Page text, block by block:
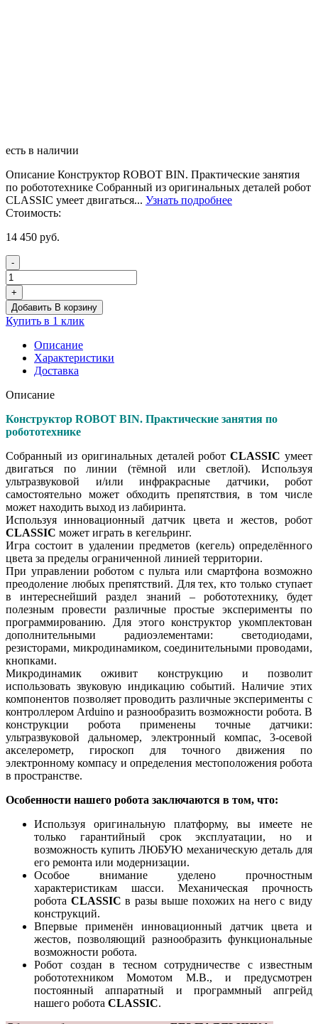
есть в наличии
Описание Конструктор ROBOT BIN. Практические занятия
по робототехнике Собранный из оригинальных деталей робот
CLASSIC умеет двигаться... Узнать подробнее
Стоимость:
14 450 руб.
-
Количество
товара
Конструктор
ROBOT
BIN
CLASSIC,
практические
занятия
робототехнике
+
Добавить В корзину
Купить в 1 клик
Описание
Характеристики
Доставка
Описание
Конструктор ROBOT BIN. Практические занятия по
робототехнике
Собранный из оригинальных деталей роботCLASSIC умеет
двигаться по линии (тёмной или светлой). Используя
ультразвуковой и/или инфракрасные датчики, робот
самостоятельно может обходить препятствия, в том числе
может находить выход из лабиринта.
Используя инновационный датчик цвета и жестов, робот
CLASSIC может играть в кегельринг.
Игра состоит в удалении предметов (кегель) определённого
цвета за пределы ограниченной линией территории.
При управлении роботом с пульта или смартфона возможно
преодоление любых препятствий. Для тех, кто только ступает
в интереснейший раздел знаний – робототехнику, будет
полезным провести различные простые эксперименты по
программированию. Для этого конструктор укомплектован
дополнительными радиоэлементами: светодиодами,
резисторами, микродинамиком, соединительными проводами,
кнопками.
Микродинамик оживит конструкцию и позволит
использовать звуковую индикацию событий. Наличие этих
компонентов позволяет проводить различные эксперименты с
контроллером Arduino и разнообразить возможности робота. В
конструкции робота применены точные датчики:
ультразвуковой дальномер, электронный компас, 3-осевой
акселерометр, гироскоп для точного движения по
электронному компасу и определения местоположения робота
в пространстве.
Особенности нашего робота заключаются в том, что:
Используя оригинальную платформу, вы имеете не
только гарантийный срок эксплуатации, но и
возможность купить ЛЮБУЮ механическую деталь для
его ремонта или модернизации.
Особое внимание уделено прочностным
характеристикам шасси. Механическая прочность
робота CLASSIC в разы выше похожих на него с виду
конструкций.
Впервые применён инновационный датчик цвета и
жестов, позволяющий разнообразить функциональные
возможности робота.
Робот создан в тесном сотрудничестве с известным
робототехником Момотом М.В., и предусмотрен
постоянный аппаратный и программный апгрейд
нашего робота CLASSIC.